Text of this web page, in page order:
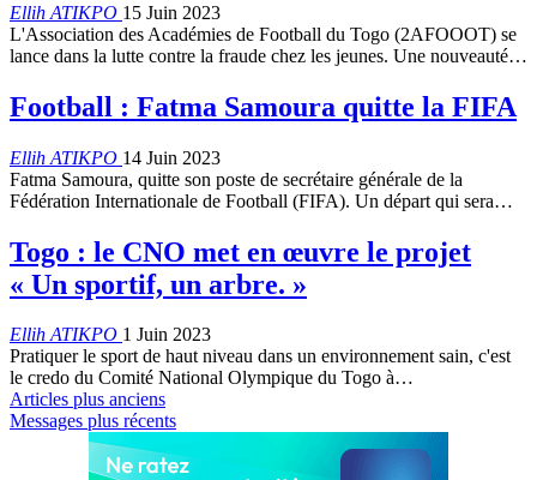
Ellih ATIKPO 15 Juin 2023
L'Association des Académies de Football du Togo (2AFOOOT) se
lance dans la lutte contre la fraude chez les jeunes. Une nouveauté…
Football : Fatma Samoura quitte la FIFA
Ellih ATIKPO 14 Juin 2023
Fatma Samoura, quitte son poste de secrétaire générale de la
Fédération Internationale de Football (FIFA). Un départ qui sera…
Togo : le CNO met en œuvre le projet
« Un sportif, un arbre. »
Ellih ATIKPO 1 Juin 2023
Pratiquer le sport de haut niveau dans un environnement sain, c'est
le credo du Comité National Olympique du Togo à…
Articles plus anciens
Messages plus récents